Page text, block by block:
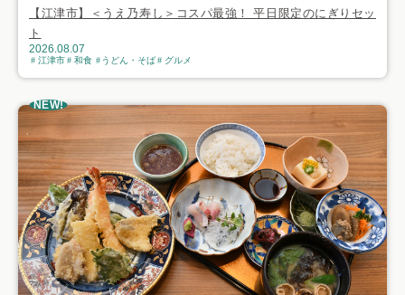
【江津市】＜うえ乃寿し＞コスパ最強！ 平日限定のにぎりセッ
ト
2026.08.07
江津市 和食 うどん・そば グルメ
NEW!